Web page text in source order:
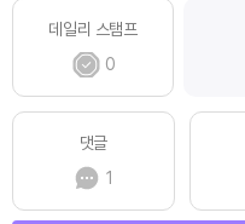
데일리 스탬프
0
댓글
1